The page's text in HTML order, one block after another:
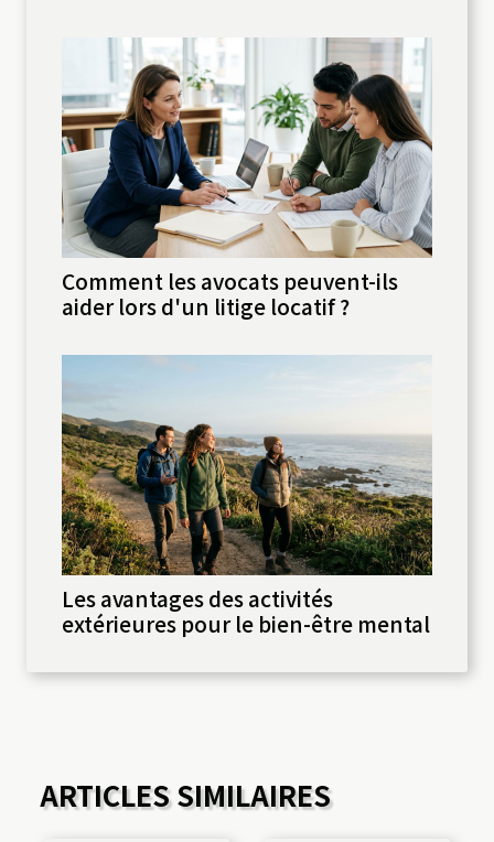
Comment les avocats peuvent-ils
aider lors d'un litige locatif ?
Les avantages des activités
extérieures pour le bien-être mental
ARTICLES SIMILAIRES